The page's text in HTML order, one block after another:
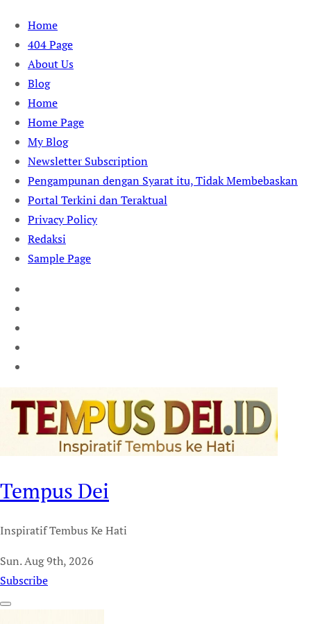
Skip
content
Home
404 Page
About Us
Blog
Home
Home Page
My Blog
Newsletter Subscription
Pengampunan dengan Syarat itu, Tidak Membebaskan
Portal Terkini dan Teraktual
Privacy Policy
Redaksi
Sample Page
Tempus Dei
Inspiratif Tembus Ke Hati
Sun. Aug 9th, 2026
Subscribe